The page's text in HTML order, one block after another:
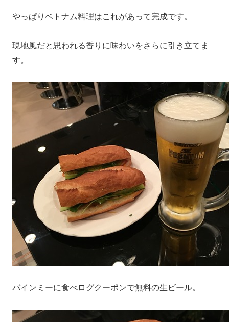
やっぱりベトナム料理はこれがあって完成です。
現地風だと思われる香りに味わいをさらに引き立てま
す。
バインミーに食べログクーポンで無料の生ビール。